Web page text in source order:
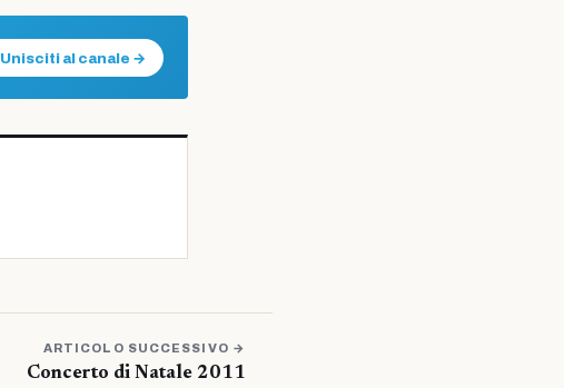
Unisciti al canale →
ARTICOLO SUCCESSIVO →
Concerto di Natale 2011